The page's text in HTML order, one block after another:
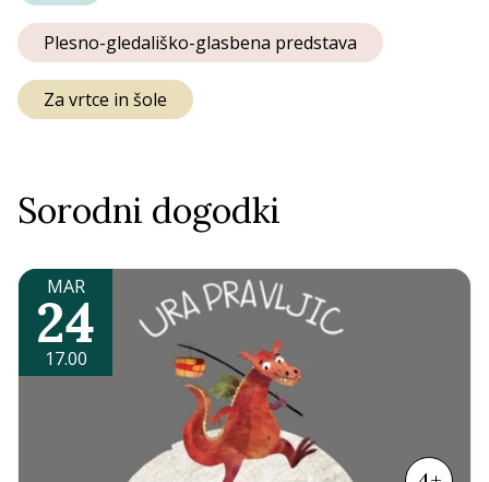
Plesno-gledališko-glasbena predstava
Za vrtce in šole
Sorodni dogodki
MAR
24
17.00